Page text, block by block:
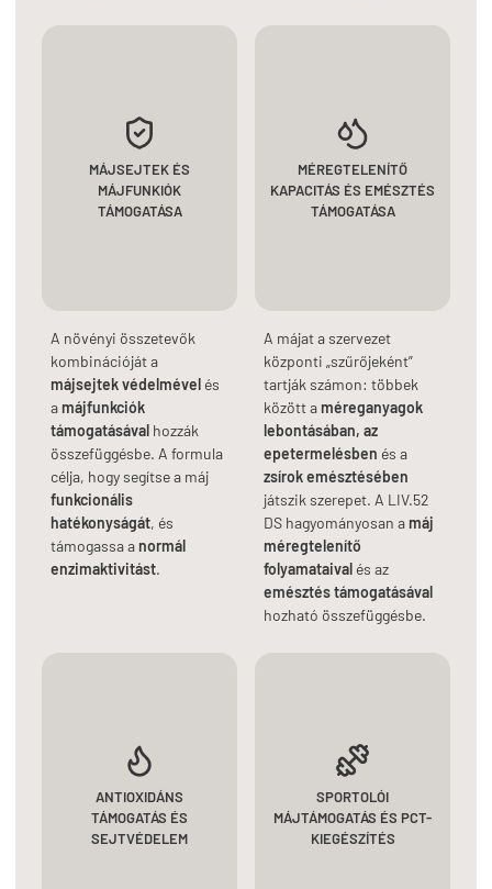
MÁJSEJTEK ÉS
MÁJFUNKIÓK
TÁMOGATÁSA
A növényi összetevők
kombinációját a
májsejtek védelmével és
amájfunkciók
támogatásával hozzák
összefüggésbe. A formula
célja, hogy segítse a máj
funkcionális
hatékonyságát, és
támogassa anormál
enzimaktivitást.
MÉREGTELENÍTŐ
KAPACITÁS ÉS EMÉSZTÉS
TÁMOGATÁSA
A májat a szervezet
központi „szűrőjeként”
tartják számon: többek
között améreganyagok
lebontásában, az
epetermelésben és a
zsírok emésztésében
játszik szerepet. A LIV.52
DS hagyományosan amáj
méregtelenítő
folyamataival és az
emésztés támogatásával
hozható összefüggésbe.
ANTIOXIDÁNS
TÁMOGATÁS ÉS
SEJTVÉDELEM
SPORTOLÓI
MÁJTÁMOGATÁS ÉS PCT-
KIEGÉSZÍTÉS